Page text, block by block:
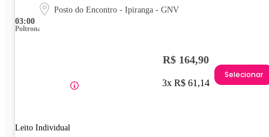
03:00
Posto do Encontro - Ipiranga - GNV
Poltrona
Leito Individual
R$ 164,90
3x R$ 61,14
Selecionar